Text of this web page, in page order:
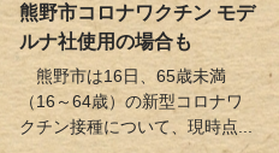
熊野市コロナワクチン モデ
ルナ社使用の場合も
熊野市は16日、65歳未満
（16～64歳）の新型コロナワ
クチン接種について、現時点...